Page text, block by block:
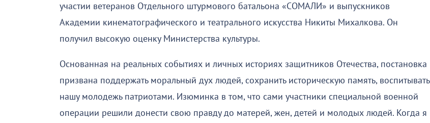
участии ветеранов Отдельного штурмового батальона «СОМАЛИ» и выпускников
Академии кинематографического и театрального искусства Никиты Михалкова. Он
получил высокую оценку Министерства культуры.
Основанная на реальных событиях и личных историях защитников Отечества, постановка
призвана поддержать моральный дух людей, сохранить историческую память, воспитывать
нашу молодежь патриотами. Изюминка в том, что сами участники специальной военной
операции решили донести свою правду до матерей, жен, детей и молодых людей. Когда я